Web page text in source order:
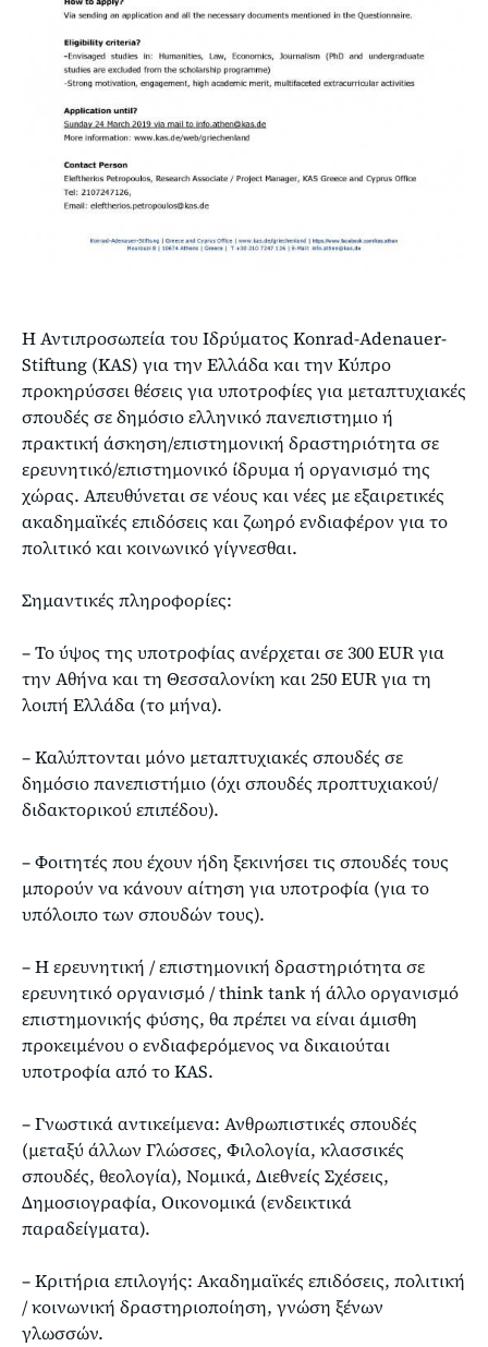
Η Αντιπροσωπεία του Ιδρύματος Konrad-Adenauer-
Stiftung (KAS) για την Ελλάδα και την Κύπρο
προκηρύσσει θέσεις για υποτροφίες για μεταπτυχιακές
σπουδές σε δημόσιο ελληνικό πανεπιστημιο ή
πρακτική άσκηση/επιστημονική δραστηριότητα σε
ερευνητικό/επιστημονικό ίδρυμα ή οργανισμό της
χώρας. Απευθύνεται σε νέους και νέες με εξαιρετικές
ακαδημαϊκές επιδόσεις και ζωηρό ενδιαφέρον για το
πολιτικό και κοινωνικό γίγνεσθαι.
Σημαντικές πληροφορίες:
– Το ύψος της υποτροφίας ανέρχεται σε 300 EUR για
την Αθήνα και τη Θεσσαλονίκη και 250 EUR για τη
λοιπή Ελλάδα (το μήνα).
– Καλύπτονται μόνο μεταπτυχιακές σπουδές σε
δημόσιο πανεπιστήμιο (όχι σπουδές προπτυχιακού/
διδακτορικού επιπέδου).
– Φοιτητές που έχουν ήδη ξεκινήσει τις σπουδές τους
μπορούν να κάνουν αίτηση για υποτροφία (για το
υπόλοιπο των σπουδών τους).
– Η ερευνητική / επιστημονική δραστηριότητα σε
ερευνητικό οργανισμό / think tank ή άλλο οργανισμό
επιστημονικής φύσης, θα πρέπει να είναι άμισθη
προκειμένου ο ενδιαφερόμενος να δικαιούται
υποτροφία από το KAS.
– Γνωστικά αντικείμενα: Ανθρωπιστικές σπουδές
(μεταξύ άλλων Γλώσσες, Φιλολογία, κλασσικές
σπουδές, θεολογία), Νομικά, Διεθνείς Σχέσεις,
Δημοσιογραφία, Οικονομικά (ενδεικτικά
παραδείγματα).
– Κριτήρια επιλογής: Ακαδημαϊκές επιδόσεις, πολιτική
/ κοινωνική δραστηριοποίηση, γνώση ξένων
γλωσσών.